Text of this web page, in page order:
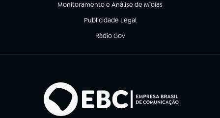
Monitoramento e Análise de Mídias
(abre em nova aba)
Publicidade Legal
(abre em nova aba)
Rádio Gov
(abre em nova aba)